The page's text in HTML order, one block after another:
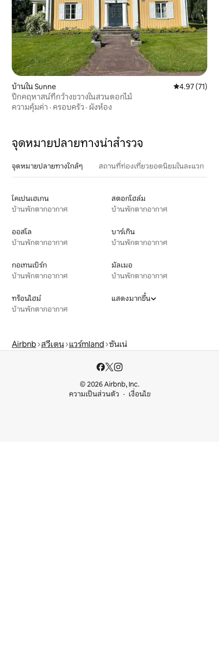
บ้านใน Sunne คะแนนเฉลี่ย
4.97 (71)
ปีกคฤหาสน์ที่กว้างขวางในสวนดอกไม้
ความคุ้มค่า · ครอบครัว · ผังห้อง
จุดหมายปลายทางน่าสำรวจ
จุดหมายปลายทางใกล้ๆ สถานที่ท่องเที่ยวยอดนิยมในละแวก
โคเปนเฮเกน
บ้านพักตากอากาศ
สตอกโฮล์ม
บ้านพักตากอากาศ
ออสโล
บ้านพักตากอากาศ
บาร์เกิน
บ้านพักตากอากาศ
กอเทนเบิร์ก
บ้านพักตากอากาศ
มัลเมอ
บ้านพักตากอากาศ
ทร็อนไฮม์
บ้านพักตากอากาศ
แสดงมากขึ้น
Airbnb สวีเดน แวร์mland ซันเน่
© 2026 Airbnb, Inc.
ความเป็นส่วนตัว
เงื่อนไข